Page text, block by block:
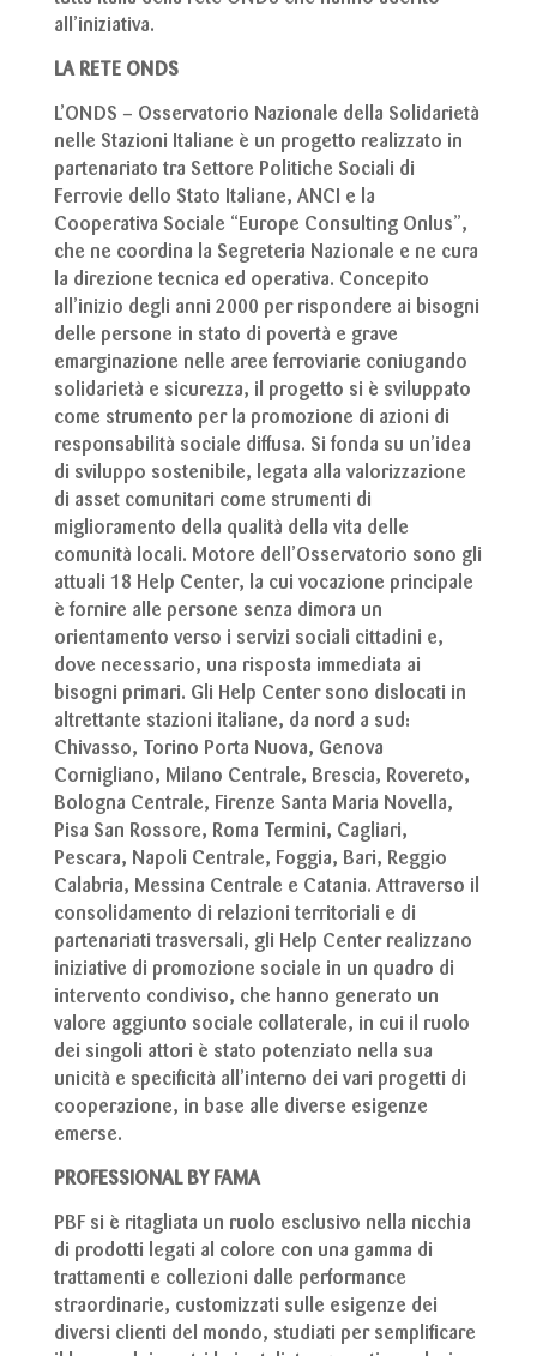
all’iniziativa.
LA RETE ONDS
L’ONDS – Osservatorio Nazionale della Solidarietà
nelle Stazioni Italiane è un progetto realizzato in
partenariato tra Settore Politiche Sociali di
Ferrovie dello Stato Italiane, ANCI e la
Cooperativa Sociale “Europe Consulting Onlus”,
che ne coordina la Segreteria Nazionale e ne cura
la direzione tecnica ed operativa. Concepito
all’inizio degli anni 2000 per rispondere ai bisogni
delle persone in stato di povertà e grave
emarginazione nelle aree ferroviarie coniugando
solidarietà e sicurezza, il progetto si è sviluppato
come strumento per la promozione di azioni di
responsabilità sociale diffusa. Si fonda su un’idea
di sviluppo sostenibile, legata alla valorizzazione
di asset comunitari come strumenti di
miglioramento della qualità della vita delle
comunità locali. Motore dell’Osservatorio sono gli
attuali 18 Help Center, la cui vocazione principale
è fornire alle persone senza dimora un
orientamento verso i servizi sociali cittadini e,
dove necessario, una risposta immediata ai
bisogni primari. Gli Help Center sono dislocati in
altrettante stazioni italiane, da nord a sud:
Chivasso, Torino Porta Nuova, Genova
Cornigliano, Milano Centrale, Brescia, Rovereto,
Bologna Centrale, Firenze Santa Maria Novella,
Pisa San Rossore, Roma Termini, Cagliari,
Pescara, Napoli Centrale, Foggia, Bari, Reggio
Calabria, Messina Centrale e Catania. Attraverso il
consolidamento di relazioni territoriali e di
partenariati trasversali, gli Help Center realizzano
iniziative di promozione sociale in un quadro di
intervento condiviso, che hanno generato un
valore aggiunto sociale collaterale, in cui il ruolo
dei singoli attori è stato potenziato nella sua
unicità e specificità all’interno dei vari progetti di
cooperazione, in base alle diverse esigenze
emerse.
PROFESSIONAL BY FAMA
PBF si è ritagliata un ruolo esclusivo nella nicchia
di prodotti legati al colore con una gamma di
trattamenti e collezioni dalle performance
straordinarie, customizzati sulle esigenze dei
diversi clienti del mondo, studiati per semplificare